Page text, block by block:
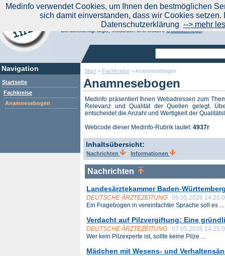
Start > Fachkreise >Anamnesebogen
Anamnesebogen
Medinfo präsentiert Ihnen Webadressen zum
Relevanz und Qualität der Quellen gelegt.
entscheidet die Anzahl und Wertigkeit der
Webcode dieser Medinfo-Rubrik lautet: 4937r
Inhaltsübersicht:
Nachrichten Informationen
Nachrichten
Landesärztekammer Baden-
DEUTSCHE ÄRZTEZEITUNG
08.05.2026
Ein Fragebogen in vereinfachter Sprache soll es ...
Verdacht auf Pilzvergiftung: Eine
DEUTSCHE ÄRZTEZEITUNG
07.05.2026
Wer kein Pilzexperte ist, sollte keine Pilze ...
Mädchen mit Wesens- und
Navigation
Startseite
Fachkreise
Anamnesebogen
Aktuelle Nachrichten|
Suchen Sie noch oder Finden Sie schon?
Medinfo.de - Meta-Portal für Gesundheitsthemen
Berücksichtigt afgis, Medisuch und weitereQualitätssiegel.
Medinfo verwendet Cookies, um Ihnen den bestmöglichen
sich damit einverstanden, dass wir Cookies
Datenschutzerklärung --> mehr